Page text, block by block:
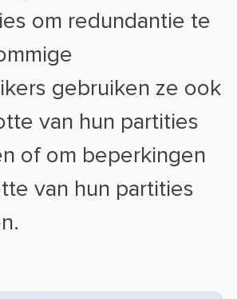
om redundantie te
gebruiken ze ook
van hun partities
of om beperkingen
van hun partities